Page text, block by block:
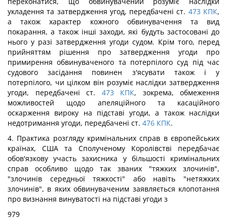
укладення та затвердження угод, передбачені ст. 473 КПК,
а також характер кожного обвинувачення та вид
покарання, а також інші заходи, які будуть застосовані до
нього у разі затвердження угоди судом. Крім того, перед
прийняттям рішення про затвердження угоди про
примирення обвинуваченого та потерпілого суд під час
судового засідання повинен з'ясувати також і у
потерпілого, чи цілком він розуміє наслідки затвердження
угоди, передбачені ст. 473 КПК, зокрема, обмеження
можливостей щодо апеляційного та касаційного
оскарження вироку на підставі угоди, а також наслідки
недотримання угоди, передбачені ст. 476 КПК.
4. Практика розгляду кримінальних справ в європейських
країнах, США та Сполученому Королівстві передбачає
обов'язкову участь захисника у більшості кримінальних
справ особливо щодо так званих "тяжких злочинів",
"злочинів середньої тяжкості" або навіть "нетяжких
злочинів", в яких обвинуваченим заявляється клопотання
про визнання винуватості на підставі угоди з
979